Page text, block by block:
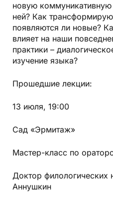
новую коммуникативную
ней? Как
появляются ли новые?
влияет на наши
практики –
изучение языка?
Прошедшие лекции:
13 июля, 19:00
Сад «Эрмитаж»
Мастер-класс по
Доктор филологических
Аннушкин